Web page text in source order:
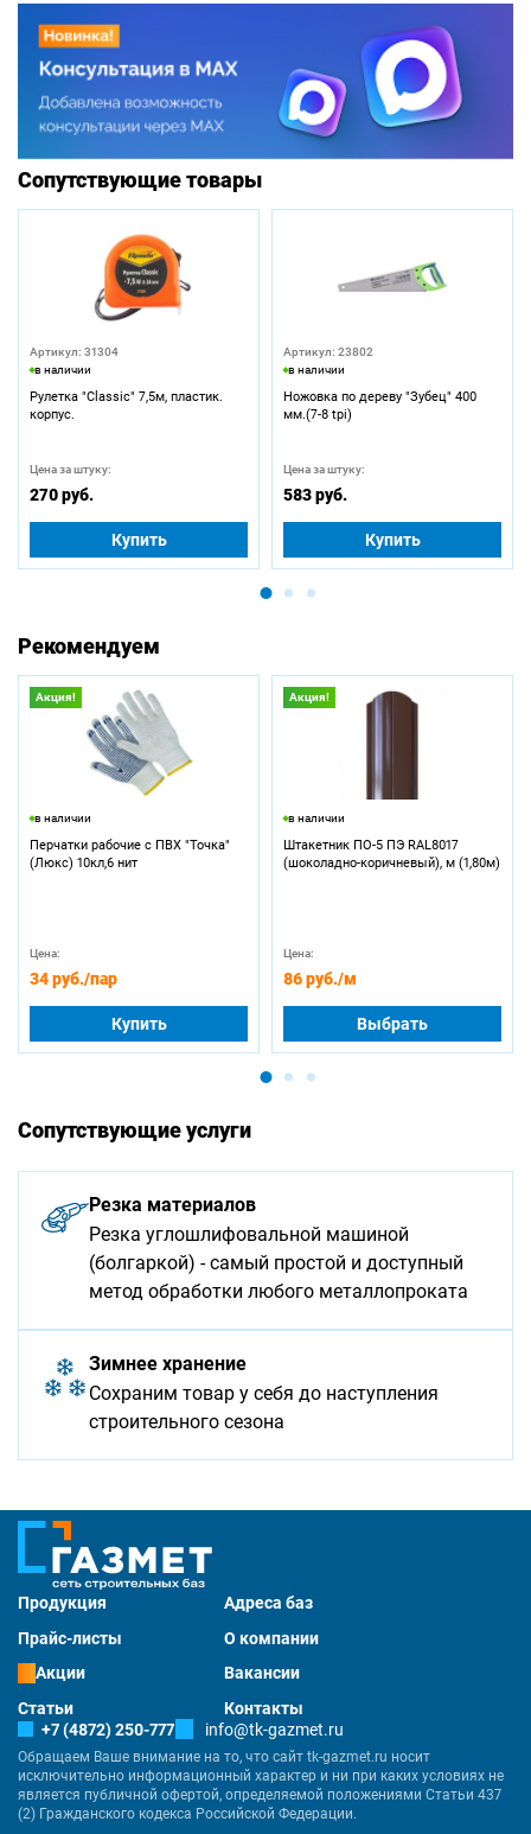
Сопутствующие товары
Артикул: 31304
в наличии
Рулетка "Classic" 7,5м, пластик.
корпус.
Цена за штуку:
270 руб.
Купить
Артикул: 23802
в наличии
Ножовка по дереву "Зубец" 400
мм.(7-8 tpi)
Цена за штуку:
583 руб.
Купить
Рекомендуем
Акция!
в наличии
Перчатки рабочие с ПВХ "Точка"
(Люкс) 10кл,6 нит
Цена:
34 руб./пар
Купить
Акция!
в наличии
Штакетник ПО-5 ПЭ RAL8017
(шоколадно-коричневый), м (1,80м)
Цена:
86 руб./м
Выбрать
Сопутствующие услуги
Резка материалов
Резка углошлифовальной машиной
(болгаркой) - самый простой и доступный
метод обработки любого металлопроката
Зимнее хранение
Сохраним товар у себя до наступления
строительного сезона
Продукция
Адреса баз
Прайс-листы
О компании
Акции
Вакансии
Статьи
Контакты
+7 (4872) 250-777
info@tk-gazmet.ru
Обращаем Ваше внимание на то, что сайт tk-gazmet.ru носит
исключительно информационный характер и ни при каких условиях не
является публичной офертой, определяемой положениями Статьи 437
(2) Гражданского кодекса Российской Федерации.